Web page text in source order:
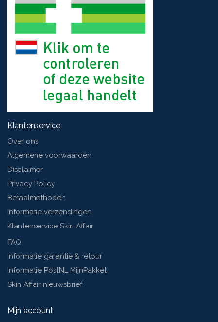
Klantenservice
Over ons
Algemene voorwaarden
Disclaimer
Privacy Policy
Betaalmethoden
Informatie verzendingen
Klantenservice Skin Affair
FAQ
Informatie garantie & retour
Informatie PostNL MijnPakket
Skin Affair nieuwsbrief
Mijn account